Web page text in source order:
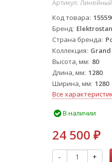
Артикул: Линейный
Код товара
Бренд
Страна бренда
Коллекция Grand
Высота, мм 80
Длина, мм 1280
Ширина, мм 1280
Все
В наличии
24 500 ₽
- +